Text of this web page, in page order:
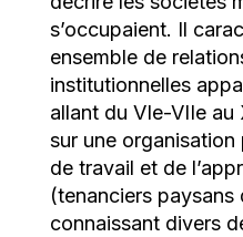
s’occupaient. Il
ensemble de
institutionnelles
allant du VIe-VIIe
sur une
de travail et de
(tenanciers paysans
connaissant divers